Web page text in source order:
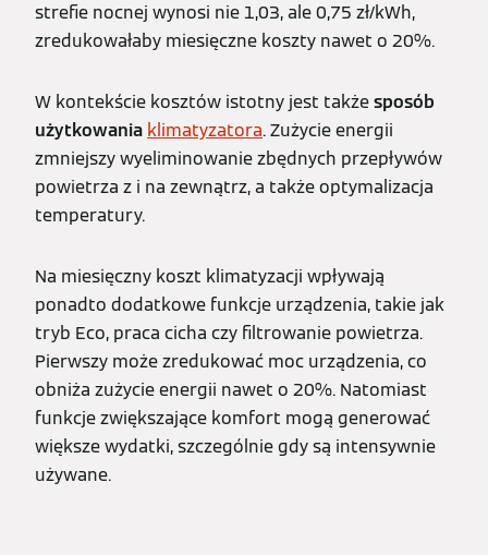
strefie nocnej wynosi nie 1,03, ale 0,75 zł/kWh,
zredukowałaby miesięczne koszty nawet o 20%.
W kontekście kosztów istotny jest takżesposób
użytkowania klimatyzatora. Zużycie energii
zmniejszy wyeliminowanie zbędnych przepływów
powietrza z i na zewnątrz, a także optymalizacja
temperatury.
Na miesięczny koszt klimatyzacji wpływają
ponadto dodatkowe funkcje urządzenia, takie jak
tryb Eco, praca cicha czy filtrowanie powietrza.
Pierwszy może zredukować moc urządzenia, co
obniża zużycie energii nawet o 20%. Natomiast
funkcje zwiększające komfort mogą generować
większe wydatki, szczególnie gdy są intensywnie
używane.